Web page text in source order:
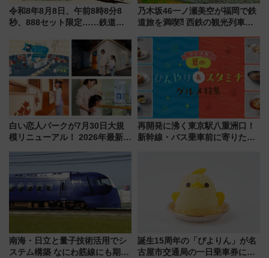
令和8年8月8日、午前8時8分8
秒、888セット限定……鉄道各
たち
乃木坂46一ノ瀬美空が福岡で鉄
道旅を満喫⁈ 西鉄の観光列車
CHIKUGO」で巡る福岡･太宰
府･柳川の旅！YouTubeが公開
白い恋人パークが7月30日大規
模リニューアル！ 2026年最新の
と料金・アクセスを徹底解説
（札幌市）
再開発に沸く東京駅八重洲口！
新幹線・バス乗車前に寄りたい
南海・日立と量子技術活用でシ
ステム構築 なにわ筋線にも期待
誕生15周年の「ぴよりん」が名
古屋市交通局の一日乗車券に！